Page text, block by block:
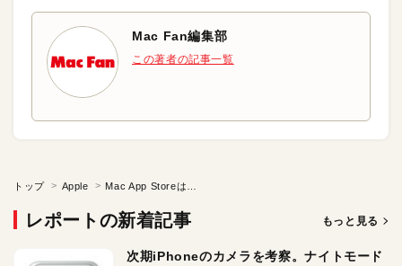
Mac Fan編集部
この著者の記事一覧
トップ Apple
レポートの新着記事 もっと見る
次期iPhoneのカメラを考察。ナイトモード